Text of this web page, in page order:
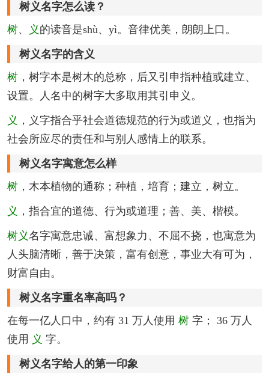
树义名字怎么读？
树、 义 的读音是shù、yì。音律优美，朗朗上口。
树义名字的含义
树 ，树字本是树木的总称，后又引申指种植或建立、
设置。人名中的树字大多取用其引申义。
义 ，义字指合乎社会道德规范的行为或道义，也指为
社会所应尽的责任和与别人感情上的联系。
树义名字寓意怎么样
树 ，木本植物的通称；种植，培育；建立，树立。
义 ，指合宜的道德、行为或道理；善、美、楷模。
树义名字寓意忠诚、富想象力、不屈不挠，也寓意为
人头脑清晰，善于决策，富有创意，事业大有可为，
财富自由。
树义名字重名率高吗？
在每一亿人口中，约有 31 万人使用 树 字； 36 万人
使用 义 字。
树义名字给人的第一印象